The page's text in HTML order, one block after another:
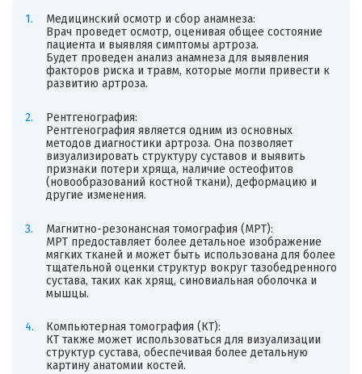
Медицинский осмотр и сбор анамнеза:
Врач проведет осмотр, оценивая общее состояние
пациента и выявляя симптомы артроза.
Будет проведен анализ анамнеза для выявления
факторов риска и травм, которые могли привести к
развитию артроза.
Рентгенография:
Рентгенография является одним из основных
методов диагностики артроза. Она позволяет
визуализировать структуру суставов и выявить
признаки потери хряща, наличие остеофитов
(новообразований костной ткани), деформацию и
другие изменения.
Магнитно-резонансная томография (МРТ):
МРТ предоставляет более детальное изображение
мягких тканей и может быть использована для более
тщательной оценки структур вокруг тазобедренного
сустава, таких как хрящ, синовиальная оболочка и
мышцы.
Компьютерная томография (КТ):
КТ также может использоваться для визуализации
структур сустава, обеспечивая более детальную
картину анатомии костей.